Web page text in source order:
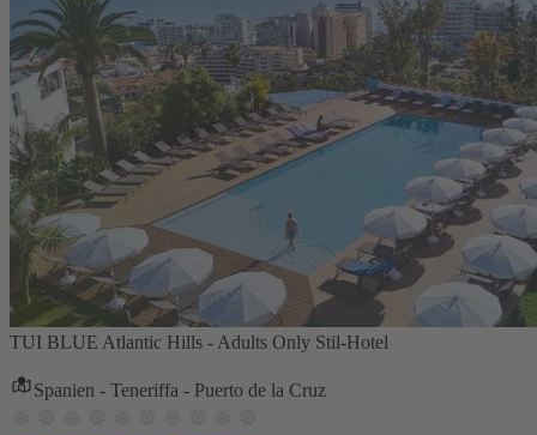
TUI BLUE Atlantic Hills - Adults Only Stil-Hotel
Spanien - Teneriffa - Puerto de la Cruz